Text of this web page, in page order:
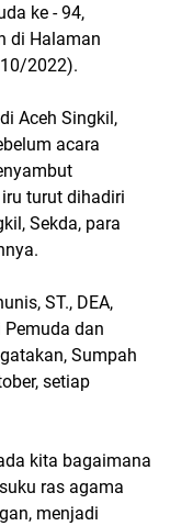
ke - 94,
di Halaman
2022).
Aceh Singkil,
acara
turut dihadiri
Sekda, para
ST., DEA,
dan
Sumpah
setiap
kita bagaimana
ras agama
menjadi